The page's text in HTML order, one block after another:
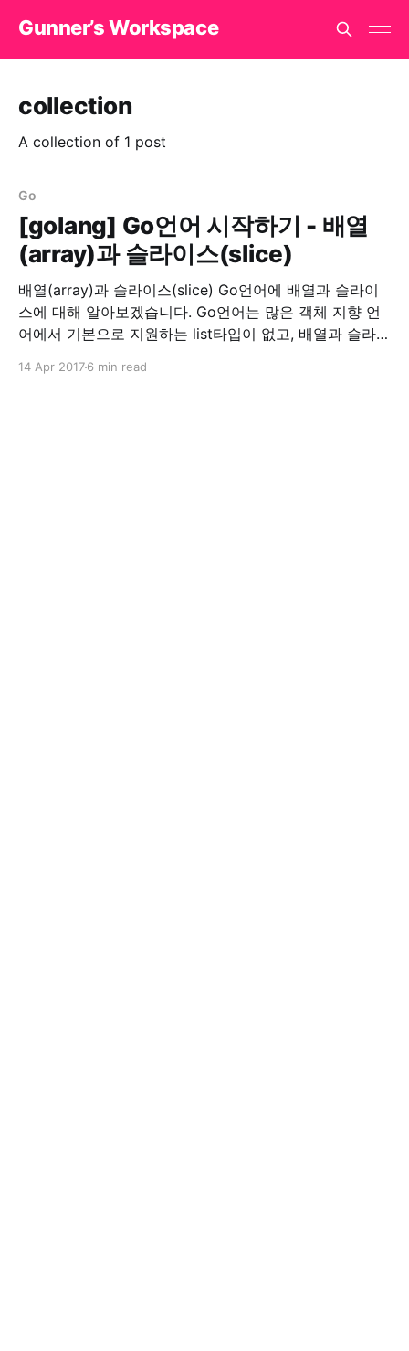
Gunner’s Workspace
collection
A collection of 1 post
Go
[golang] Go언어 시작하기 - 배열
(array)과 슬라이스(slice)
배열(array)과 슬라이스(slice) Go언어에 배열과 슬라이
스에 대해 알아보겠습니다. Go언어는 많은 객체 지향 언
어에서 기본으로 지원하는 list타입이 없고, 배열과 슬라이
를 선언하고, 타입(type) 뒤에 초기화 할 값을 넣어줍니
14 Apr 20176 min read